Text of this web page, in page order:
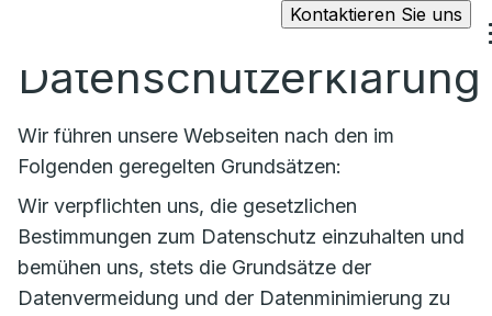
Kontaktieren Sie uns
Datenschutzerklärung
Wir führen unsere Webseiten nach den im
Folgenden geregelten Grundsätzen:
Wir verpflichten uns, die gesetzlichen
Bestimmungen zum Datenschutz einzuhalten und
bemühen uns, stets die Grundsätze der
Datenvermeidung und der Datenminimierung zu